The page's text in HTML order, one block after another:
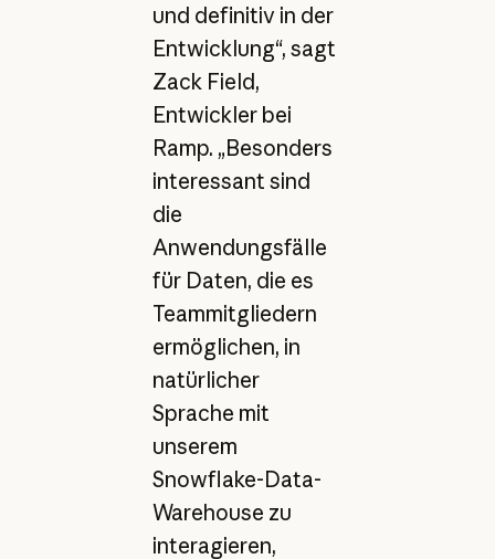
und definitiv in der
Entwicklung“, sagt
Zack Field,
Entwickler bei
Ramp. „Besonders
interessant sind
die
Anwendungsfälle
für Daten, die es
Teammitgliedern
ermöglichen, in
natürlicher
Sprache mit
unserem
Snowflake-Data-
Warehouse zu
interagieren,